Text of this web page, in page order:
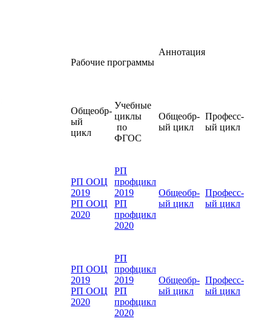
Рабочие программы
Аннотация
Общеобр-
ый
цикл
Учебные
циклы
по
ФГОС
Общеобр-
ый цикл
Професс-
ый цикл
РП ООЦ
2019
РП ООЦ
2020
РП
профцикл
2019
РП
профцикл
2020
Общеобр-
ый цикл
Професс-
ый цикл
РП ООЦ
2019
РП ООЦ
2020
РП
профцикл
2019
РП
профцикл
2020
Общеобр-
ый цикл
Професс-
ый цикл